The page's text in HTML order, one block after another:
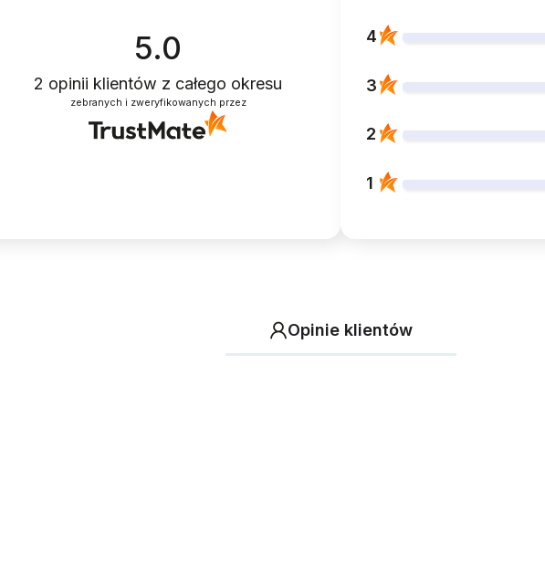
5.0
2 opinii klientów z całego okresu
zebranych i zweryfikowanych przez
4
3
2
1
Opinie klientów